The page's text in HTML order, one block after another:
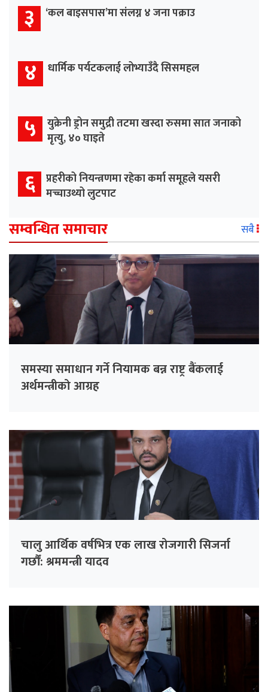
३ ‘कल बाइसपास’मा संलग्न ४ जना पक्राउ
४ धार्मिक पर्यटकलाई लोभ्याउँदै सिसमहल
५ युक्रेनी ड्रोन समुद्री तटमा खस्दा रुसमा सात जनाको
मृत्यु, ४० घाइते
६ प्रहरीको नियन्त्रणमा रहेका कर्मा समूहले यसरी
मच्चाउथ्यो लुटपाट
सम्वन्धित समाचार सबै
समस्या समाधान गर्ने नियामक बन्न राष्ट्र बैंकलाई
अर्थमन्त्रीको आग्रह
चालु आर्थिक वर्षभित्र एक लाख रोजगारी सिजर्ना
गर्छौं: श्रममन्त्री यादव